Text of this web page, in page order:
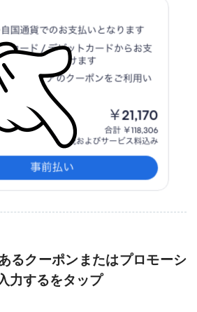
るクーポンまたはプロモーシ
力するをタップ